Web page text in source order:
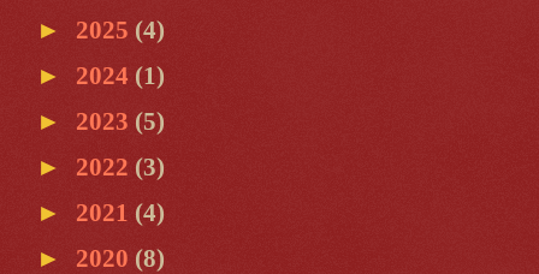
► 2025 (4)
► 2024 (1)
► 2023 (5)
► 2022 (3)
► 2021 (4)
► 2020 (8)